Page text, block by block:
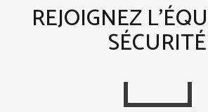
REJOIGNEZ
SÉCURITÉ